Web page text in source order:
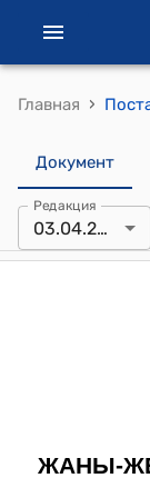
Главная ›
Документ
Редакция
03.04.2017